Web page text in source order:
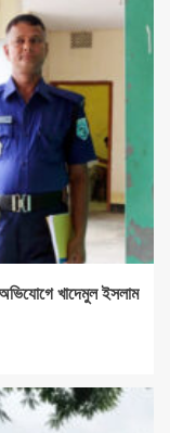
অভিযোগে খাদেমুল ইসলাম